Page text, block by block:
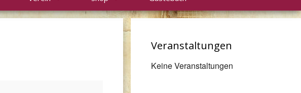
Veranstaltungen
Keine Veranstaltungen